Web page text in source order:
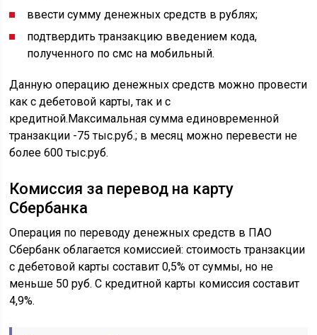
ввести сумму денежных средств в рублях;
подтвердить транзакцию введением кода,
полученного по смс на мобильный.
Данную операцию денежных средств можно провести
как с дебетовой карты, так и с
кредитной.Максимальная сумма единовременной
транзакции -75 тыс.руб.; в месяц можно перевести не
более 600 тыс.руб.
Комиссия за перевод на карту
Сбербанка
Операция по переводу денежных средств в ПАО
Сбербанк облагается комиссией: стоимость транзакции
с дебетовой карты составит 0,5% от суммы, но не
меньше 50 руб. С кредитной карты комиссия составит
4,9%.